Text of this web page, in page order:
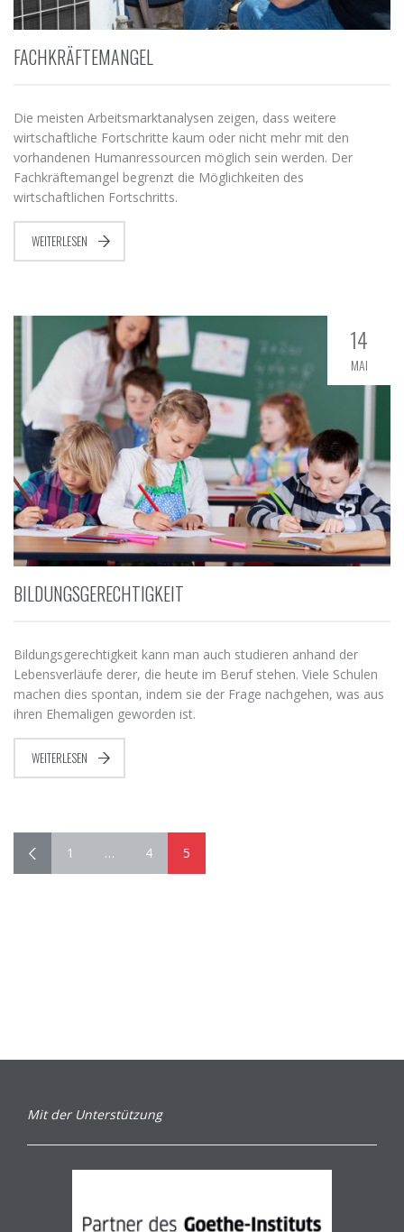
FACHKRÄFTEMANGEL
Die meisten Arbeitsmarktanalysen zeigen, dass weitere
wirtschaftliche Fortschritte kaum oder nicht mehr mit den
vorhandenen Humanressourcen möglich sein werden. Der
Fachkräftemangel begrenzt die Möglichkeiten des
wirtschaftlichen Fortschritts.
WEITERLESEN
14
MAI
BILDUNGSGERECHTIGKEIT
Bildungsgerechtigkeit kann man auch studieren anhand der
Lebensverläufe derer, die heute im Beruf stehen. Viele Schulen
machen dies spontan, indem sie der Frage nachgehen, was aus
ihren Ehemaligen geworden ist.
WEITERLESEN
1 … 4 5
Mit der Unterstützung